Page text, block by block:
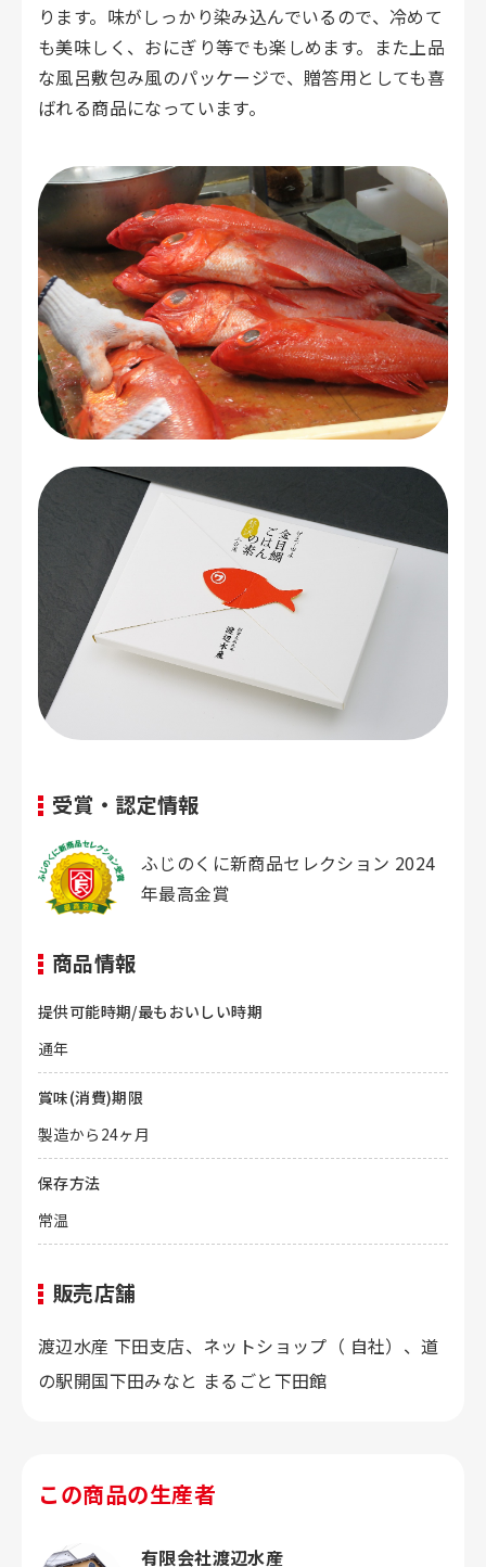
ります。味がしっかり染み込んでいるので、冷めて
も美味しく、おにぎり等でも楽しめます。また上品
な風呂敷包み風のパッケージで、贈答用としても喜
ばれる商品になっています。
受賞・認定情報
ふじのくに新商品セレクション 2024
年最高金賞
商品情報
提供可能時期/最もおいしい時期
通年
賞味(消費)期限
製造から24ヶ月
保存方法
常温
販売店舗
渡辺水産 下田支店、ネットショップ（ 自社）、道
の駅開国下田みなと まるごと下田館
この商品の生産者
有限会社渡辺水産